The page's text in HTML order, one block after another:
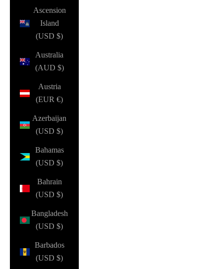
Ascension
Island
(USD $)
Australia
(AUD $)
Austria
(EUR €)
Azerbaijan
(USD $)
Bahamas
(USD $)
Bahrain
(USD $)
Bangladesh
(USD $)
Barbados
(USD $)